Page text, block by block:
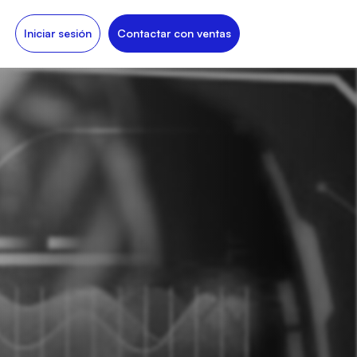
Iniciar sesión Contactar con ventas